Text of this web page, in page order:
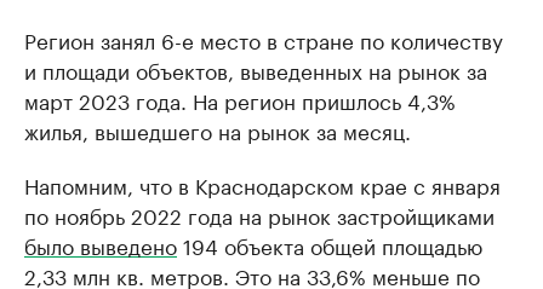
Регион занял 6-е место в стране по количеству
и площади объектов, выведенных на рынок за
март 2023 года. На регион пришлось 4,3%
жилья, вышедшего на рынок за месяц.
Напомним, что в Краснодарском крае с января
по ноябрь 2022 года на рынок застройщиками
было выведено194 объекта общей площадью
2,33 млн кв. метров. Это на 33,6% меньше по